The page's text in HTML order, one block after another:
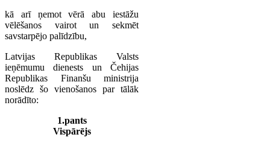
kā arī ņemot vērā abu iestāžu
vēlēšanos vairot un sekmēt
savstarpējo palīdzību,
Latvijas Republikas Valsts
ieņēmumu dienests un Čehijas
Republikas Finanšu ministrija
noslēdz šo vienošanos par tālāk
norādīto:
1.pants
Vispārējs